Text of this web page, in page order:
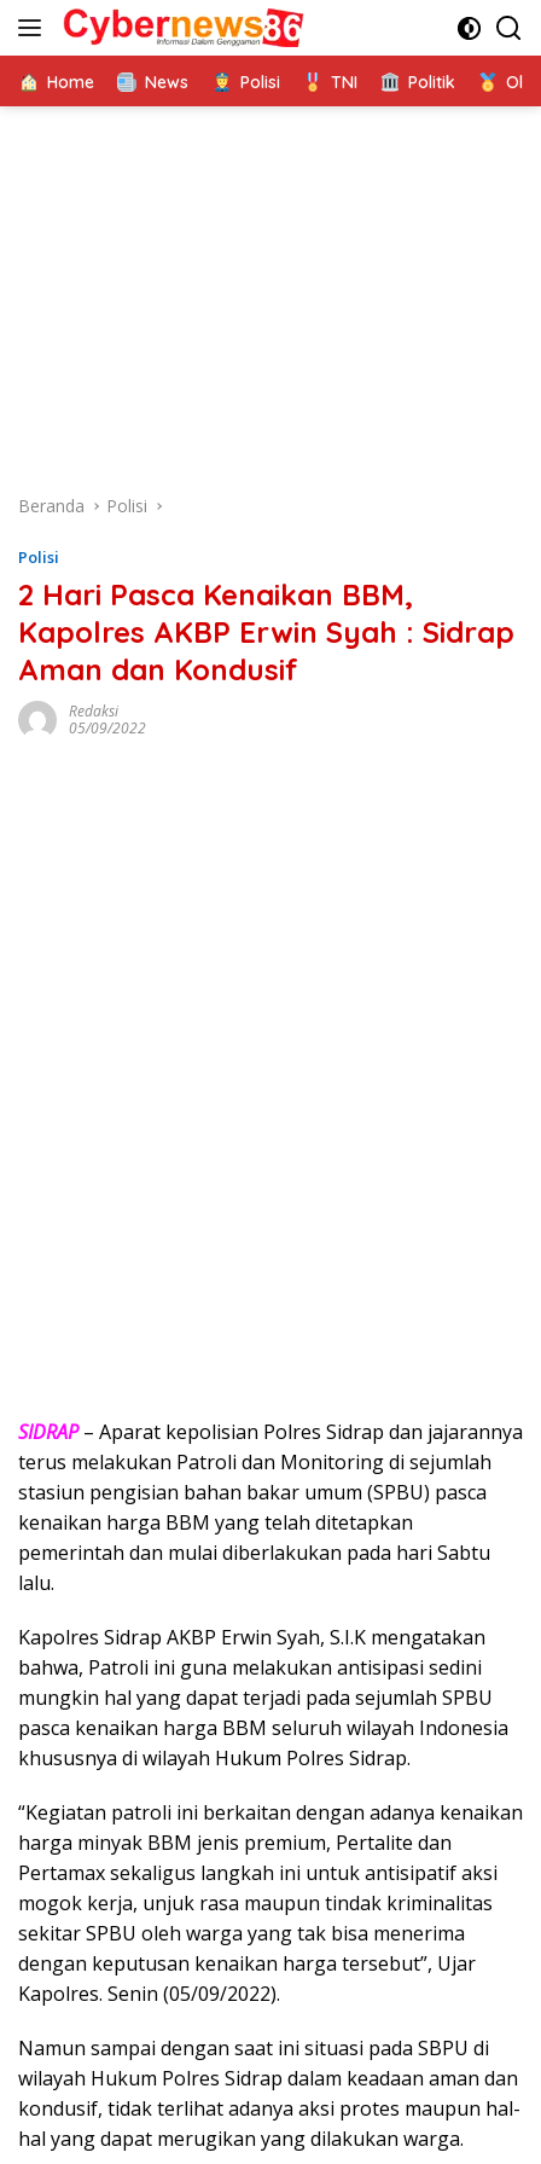
Langsung
Home News Polisi TNI Politik
Beranda Polisi
Polisi
2 Hari Pasca Kenaikan BBM,
Kapolres AKBP Erwin Syah : Sidrap
Aman dan Kondusif
Redaksi
05/09/2022
SIDRAP– Aparat kepolisian Polres Sidrap dan jajarannya
terus melakukan Patroli dan Monitoring di sejumlah
stasiun pengisian bahan bakar umum (SPBU) pasca
kenaikan harga BBM yang telah ditetapkan
pemerintah dan mulai diberlakukan pada hari Sabtu
lalu.
Kapolres Sidrap AKBP Erwin Syah, S.I.K mengatakan
bahwa, Patroli ini guna melakukan antisipasi sedini
mungkin hal yang dapat terjadi pada sejumlah SPBU
pasca kenaikan harga BBM seluruh wilayah Indonesia
khususnya di wilayah Hukum Polres Sidrap.
“Kegiatan patroli ini berkaitan dengan adanya kenaikan
harga minyak BBM jenis premium, Pertalite dan
Pertamax sekaligus langkah ini untuk antisipatif aksi
mogok kerja, unjuk rasa maupun tindak kriminalitas
sekitar SPBU oleh warga yang tak bisa menerima
dengan keputusan kenaikan harga tersebut”, Ujar
Kapolres. Senin (05/09/2022).
Namun sampai dengan saat ini situasi pada SBPU di
wilayah Hukum Polres Sidrap dalam keadaan aman dan
kondusif, tidak terlihat adanya aksi protes maupun hal-
hal yang dapat merugikan yang dilakukan warga.